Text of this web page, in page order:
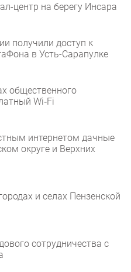
центр на берегу Инсара
получили доступ к
в Усть-Сарапулке
общественного
Wi‑Fi
интернетом дачные
округе и Верхних
и селах Пензенской
сотрудничества с